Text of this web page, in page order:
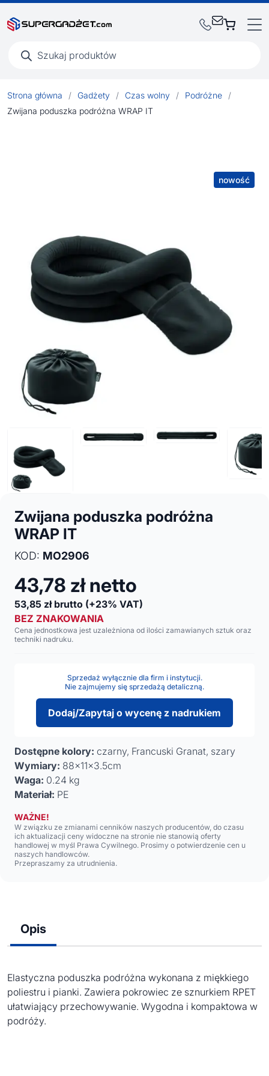
produktów
Strona główna / Gadżety / Czas wolny / Podróżne
/
Zwijana poduszka podróżna WRAP IT
nowość
Zwijana poduszka podróżna
WRAP IT
KOD: MO2906
43,78 zł netto
53,85 zł brutto (+23% VAT)
BEZ ZNAKOWANIA
Cena jednostkowa jest uzależniona od ilości zamawianych sztuk oraz
techniki nadruku.
Sprzedaż wyłącznie dla firm i instytucji.
Nie zajmujemy się sprzedażą detaliczną.
Dodaj/Zapytaj o wycenę z nadrukiem
Dostępne kolory: czarny, Francuski Granat, szary
Wymiary: 88x11x3.5cm
Waga: 0.24 kg
Materiał: PE
WAŻNE!
W związku ze zmianami cenników naszych producentów, do czasu
ich aktualizacji ceny widoczne na stronie nie stanowią oferty
handlowej w myśl Prawa Cywilnego. Prosimy o potwierdzenie cen u
naszych handlowców.
Przepraszamy za utrudnienia.
Opis
Elastyczna poduszka podróżna wykonana z miękkiego
poliestru i pianki. Zawiera pokrowiec ze sznurkiem RPET
ułatwiający przechowywanie. Wygodna i kompaktowa w
podróży.